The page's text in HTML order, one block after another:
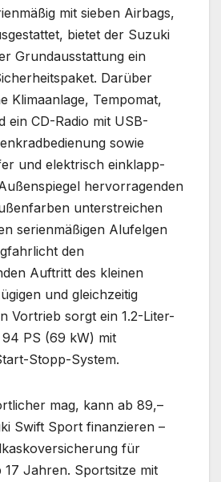
mit sieben Airbags,
bietet der Suzuki
Grundausstattung ein
Darüber
Klimaanlage, Tempomat,
ein CD-Radio mit USB-
sowie
und elektrisch einklapp-
hervorragenden
unterstreichen
serienmäßigen Alufelgen
den
Auftritt des kleinen
und gleichzeitig
Vortrieb sorgt ein 1.2-Liter-
PS (69 kW) mit
Stopp-System.
mag, kann ab 89,–
Swift Sport finanzieren –
für
Jahren. Sportsitze mit